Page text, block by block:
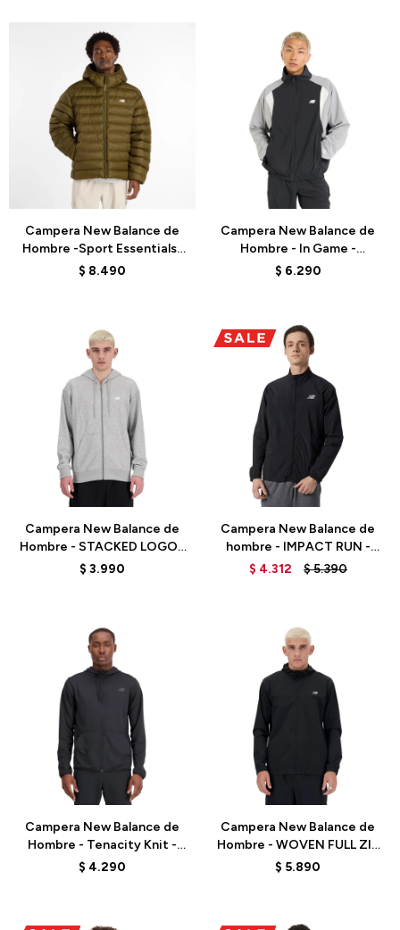
Campera New Balance de
Hombre -Sport Essentials-
MO53500WDL - BROWN
$ 8.490
Campera New Balance de
Hombre - In Game -
MJ51601BK - BLACK
$ 6.290
Campera New Balance de
Hombre - STACKED LOGO -
MJ41501AG - GREY
$ 3.990
Talle
Campera New Balance de
hombre - IMPACT RUN -
MJ21264BK - BLACK
$ 4.312 $5.390
Talle
Campera New Balance de
Hombre - Tenacity Knit -
MJ33122BK - BLACK
$ 4.290
Talle
Campera New Balance de
Hombre - WOVEN FULL ZIP
- MJ41018BK - BLACK
$ 5.890
Talle